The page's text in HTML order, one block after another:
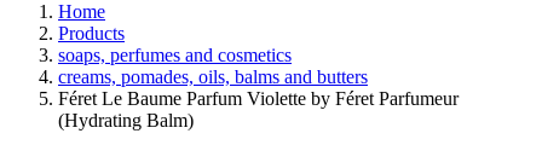
Home
Products
soaps, perfumes and cosmetics
creams, pomades, oils, balms and butters
Féret Le Baume Parfum Violette by Féret Parfumeur
(Hydrating Balm)